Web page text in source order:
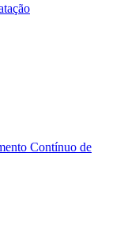
Contínuo de